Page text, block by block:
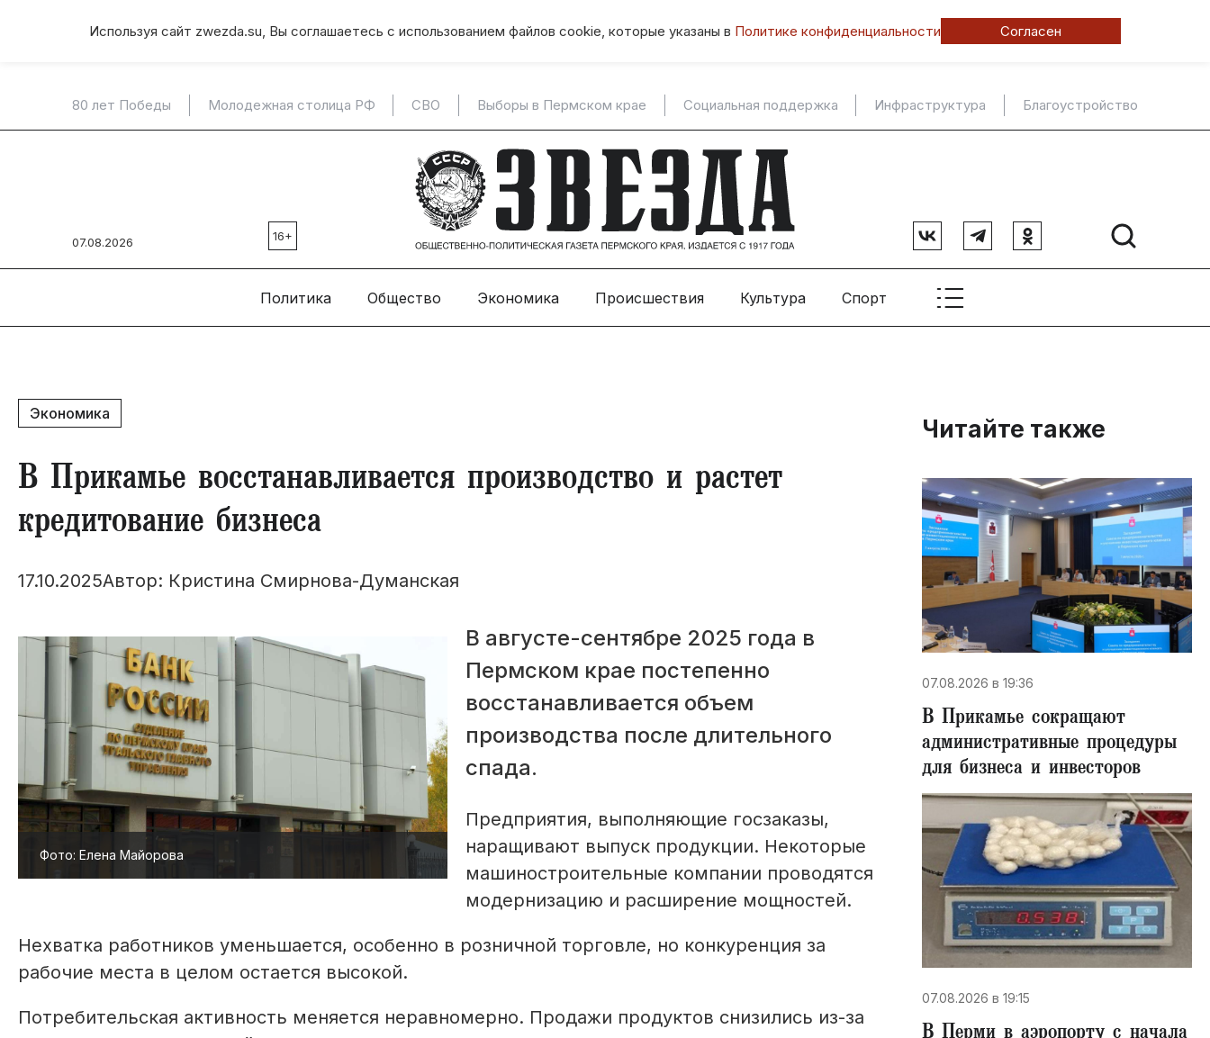
Используя сайт zwezda.su, Вы соглашаетесь с использованием файлов cookie, которые указаны в Политике конфиденциальности Согласен
80 лет Победы Молодежная столица РФ СВО Выборы в Пермском крае Социальная поддержка Инфраструктура Благоустройство
07.08.2026 16+
Политика Общество Экономика Происшествия Культура Спорт
Экономика
В Прикамье восстанавливается производство и растет
кредитование бизнеса
17.10.2025Автор: Кристина Смирнова-Думанская
Фото: Елена Майорова
В августе-сентябре 2025 года в
Пермском крае постепенно
восстанавливается объем
производства после длительного
спада.
Предприятия, выполняющие госзаказы,
наращивают выпуск продукции. Некоторые
машиностроительные компании проводятся
модернизацию и расширение мощностей.
Нехватка работников уменьшается, особенно в розничной торговле, но конкуренция за
рабочие места в целом остается высокой.
Потребительская активность меняется неравномерно. Продажи продуктов снизились из-за
Читайте также
07.08.2026 в 19:36
В Прикамье сокращают
административные процедуры
для бизнеса и инвесторов
07.08.2026 в 19:15